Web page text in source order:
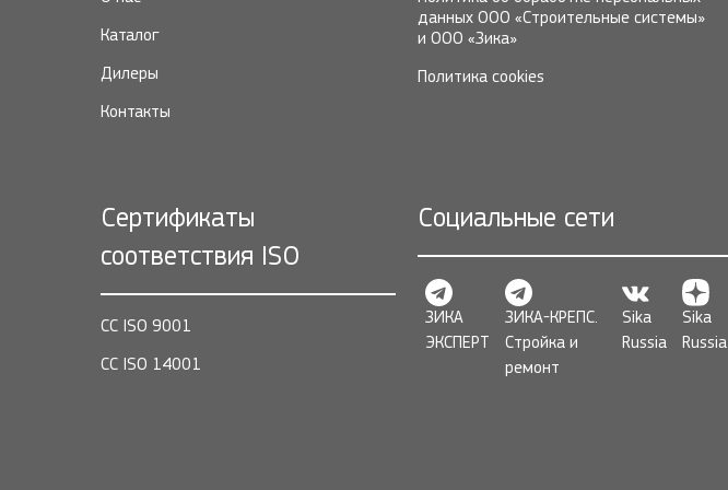
Каталог
Дилеры
Контакты
данных ООО «Строительные системы»
и ООО «Зика»
Политика cookies
Сертификаты
соответствия ISO
СС ISO 9001
СС ISO 14001
Социальные сети
ЗИКА
ЭКСПЕРТ
ЗИКА-КРЕПС.
Стройка и
ремонт
Sika
Russia
Sika
Russia